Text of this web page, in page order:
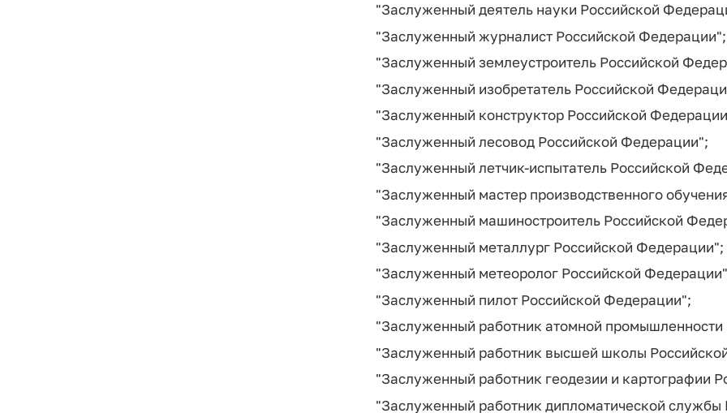
"Заслуженный деятель науки Российской
"Заслуженный журналист Российской Федерации";
"Заслуженный землеустроитель Российской
"Заслуженный изобретатель Российской
"Заслуженный конструктор Российской
"Заслуженный лесовод Российской Федерации";
"Заслуженный летчик-испытатель Российской
"Заслуженный мастер производственного
"Заслуженный машиностроитель Российской
"Заслуженный металлург Российской Федерации";
"Заслуженный метеоролог Российской
"Заслуженный пилот Российской Федерации";
"Заслуженный работник атомной
"Заслуженный работник высшей школы
"Заслуженный работник геодезии и картографии
"Заслуженный работник дипломатической